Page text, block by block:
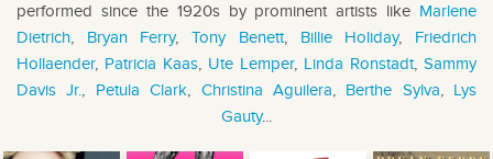
performed since the 1920s by prominent artists like Marlene
Dietrich, Bryan Ferry,Tony Benett, Billie Holiday, Friedrich
Hollaender, Patricia Kaas, Ute Lemper, Linda Ronstadt, Sammy
Davis Jr., Petula Clark, Christina Aguilera, Berthe Sylva, Lys
Gauty...